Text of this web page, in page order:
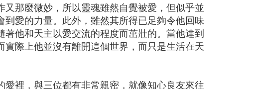
那麼微妙，所以靈魂雖然自覺被愛，但似乎並
愛的力量。此外，雖然其所得已足夠令他回味
他和天主以愛交流的程度而茁壯的。當他達到
際上他並沒有離開這個世界，而只是生活在天
裡，與三位都有非常親密，就像知心良友來往